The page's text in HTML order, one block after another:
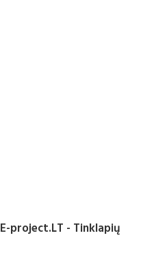
E-project.LT - Tinklapių